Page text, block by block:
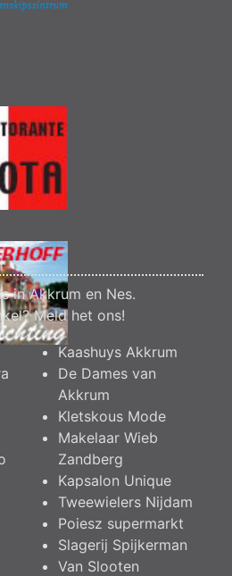
in Akkrum en Nes.
Meld het ons!
Kaashuys Akkrum
De Dames van
Akkrum
Kletskous Mode
Makelaar Wieb
Zandberg
Kapsalon Unique
Tweewielers Nijdam
Poiesz supermarkt
Slagerij Spijkerman
Van Slooten